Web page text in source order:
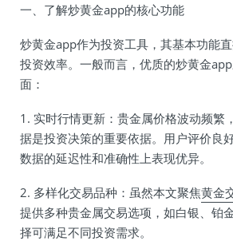
一、了解炒黄金app的核心功能
炒黄金app作为投资工具，其基本功能
投资效率。一般而言，优质的炒黄金
面：
1. 实时行情更新：贵金属价格波动频繁
据是投资决策的重要依据。用户评价良
数据的延迟性和准确性上表现优异。
2. 多样化交易品种：虽然本文聚焦黄金
提供多种贵金属交易选项，如白银、铂
择可满足不同投资需求。